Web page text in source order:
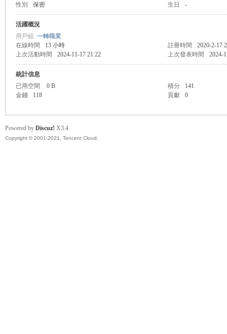
性別 保密 生日 -
活躍概況
用戶組 一轉職業
在線時間
13 小時 註冊時間
2020-2-17
上次活動時間
2024-11-17 21:22 上次發表時間 2024-
統計信息
已用空間
0 B 積分
141
金錢
118 貢獻 0
Powered by Discuz! X3.4
Copyright © 2001-2021, Tencent Cloud.